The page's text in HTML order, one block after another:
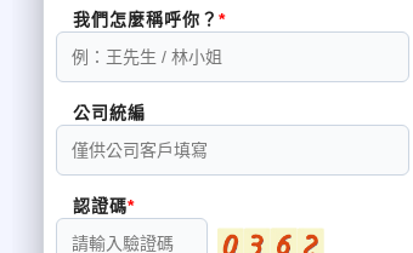
我們怎麼稱呼你？
公司統編
認證碼